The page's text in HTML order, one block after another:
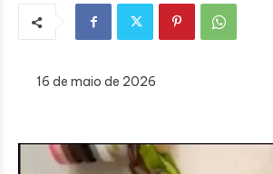
16 de maio de 2026